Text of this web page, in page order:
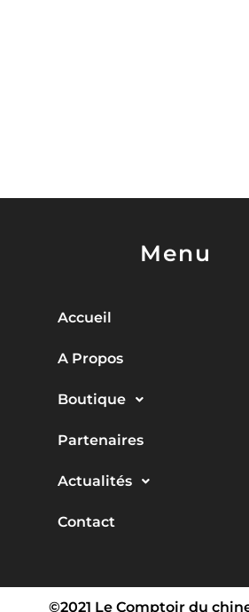
Menu
Accueil
A Propos
Boutique
Partenaires
Actualités
Contact
©2021 Le Comptoir du